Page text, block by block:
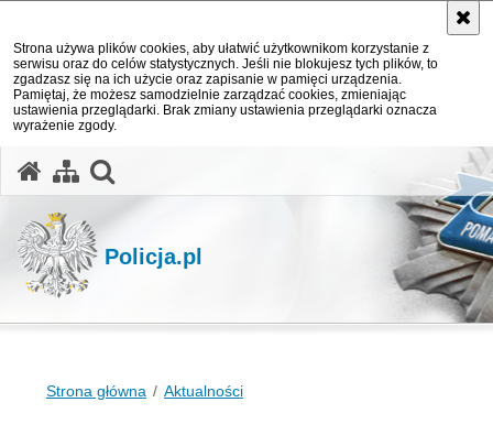
Strona używa plików cookies, aby ułatwić użytkownikom korzystanie z
serwisu oraz do celów statystycznych. Jeśli nie blokujesz tych plików, to
zgadzasz się na ich użycie oraz zapisanie w pamięci urządzenia.
Pamiętaj, że możesz samodzielnie zarządzać cookies, zmieniając
ustawienia przeglądarki. Brak zmiany ustawienia przeglądarki oznacza
wyrażenie zgody.
Policja.pl
Strona główna Aktualności